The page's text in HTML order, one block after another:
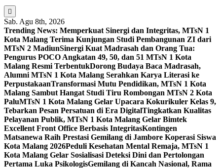
Sab. Agu 8th, 2026
Trending News: Memperkuat Sinergi dan Integritas, MTsN 1
Kota Malang Terima Kunjungan Studi Pembangunan ZI dari
MTsN 2 MadiunSinergi Kuat Madrasah dan Orang Tua:
Pengurus POCO Angkatan 49, 50, dan 51 MTsN 1 Kota
Malang Resmi TerbentukDorong Budaya Baca Madrasah,
Alumni MTsN 1 Kota Malang Serahkan Karya Literasi ke
PerpustakaanTransformasi Mutu Pendidikan, MTsN 1 Kota
Malang Sambut Hangat Studi Tiru Rombongan MTsN 2 Kota
PaluMTsN 1 Kota Malang Gelar Upacara Kokurikuler Kelas 9,
Tebarkan Pesan Persatuan di Era DigitalTingkatkan Kualitas
Pelayanan Publik, MTsN 1 Kota Malang Gelar Bimtek
Excellent Front Office Berbasis IntegritasKontingen
Matsanewa Raih Prestasi Gemilang di Jambore Koperasi Siswa
Kota Malang 2026Peduli Kesehatan Mental Remaja, MTsN 1
Kota Malang Gelar Sosialisasi Deteksi Dini dan Pertolongan
Pertama Luka PsikologisGemilang di Kancah Nasional, Rama